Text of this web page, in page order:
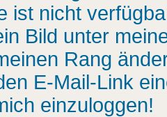
ist nicht
Bild unter
Rang
E-Mail-Link
einzuloggen!